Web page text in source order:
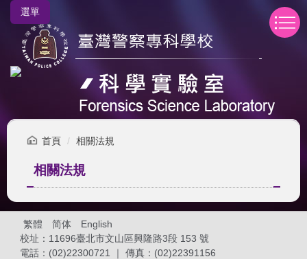
到
內
選單
首頁 相關法規
相關法規
繁體 简体
English
校址：11696臺北市文山區興隆路3段 153 號
電話：(02)22300721 ｜ 傳真：(02)22391156